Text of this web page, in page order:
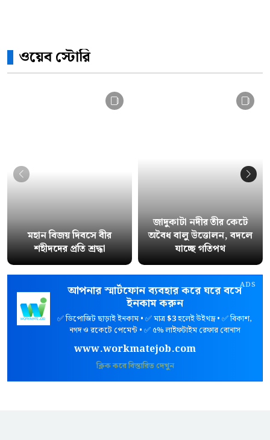
ওয়েব স্টোরি
মহান বিজয় দিবসে বীর
শহীদদের প্রতি শ্রদ্ধা
জাদুকাটা নদীর তীর কেটে
অবৈধ বালু উত্তোলন, বদলে
যাচ্ছে গতিপথ
ADS
আপনার স্মার্টফোন ব্যবহার করে ঘরে বসে
ইনকাম করুন
✅ ডিপোজিট ছাড়াই ইনকাম • ✅ মাত্র$3হলেই উইথড্র • ✅ বিকাশ,
নগদ ও রকেটে পেমেন্ট • ✅ ৫% লাইফটাইম রেফার বোনাস
www.workmatejob.com
ক্লিক করে বিস্তারিত দেখুন